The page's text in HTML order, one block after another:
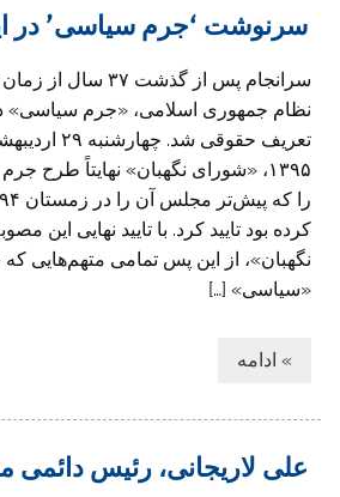
سرنوشت ‘جرم سیاسی’ در
سرانجام پس از گذشت ۳۷ سال
نظام جمهوری اسلامی، «جرم سیاسی»
تعریف حقوقی شد. چهارشنبه
۱۳۹۵، «شورای نگهبان» نهایتاً طرح
کرده بود تایید کرد. با تایید نهایی این
نگهبان»، از این پس تمامی متهم‌هایی که
«سیاسی» […]
» ادامه
علی لاریجانی، رئیس